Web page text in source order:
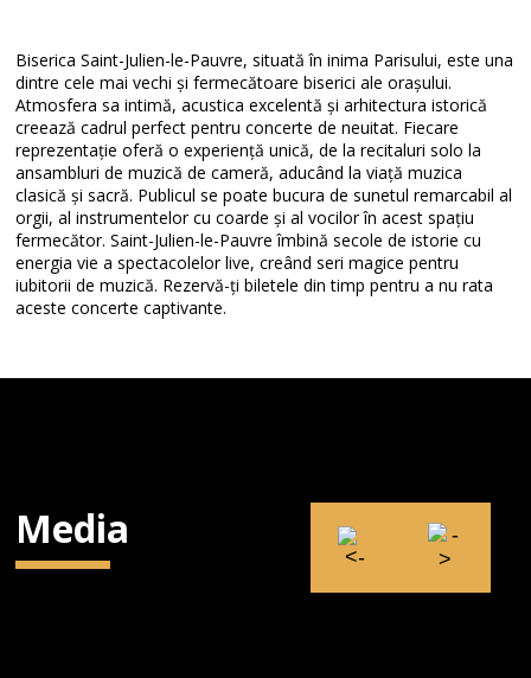
Biserica Saint-Julien-le-Pauvre, situată în inima Parisului, este una
dintre cele mai vechi și fermecătoare biserici ale orașului.
Atmosfera sa intimă, acustica excelentă și arhitectura istorică
creează cadrul perfect pentru concerte de neuitat. Fiecare
reprezentație oferă o experiență unică, de la recitaluri solo la
ansambluri de muzică de cameră, aducând la viață muzica
clasică și sacră. Publicul se poate bucura de sunetul remarcabil al
orgii, al instrumentelor cu coarde și al vocilor în acest spațiu
fermecător. Saint-Julien-le-Pauvre îmbină secole de istorie cu
energia vie a spectacolelor live, creând seri magice pentru
iubitorii de muzică. Rezervă-ți biletele din timp pentru a nu rata
aceste concerte captivante.
Media